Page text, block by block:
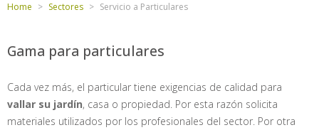
Home Sectores Servicio a Particulares
Gama para particulares
Cada vez más, el particular tiene exigencias de calidad para
vallar su jardín, casa o propiedad. Por esta razón solicita
materiales utilizados por los profesionales del sector. Por otra